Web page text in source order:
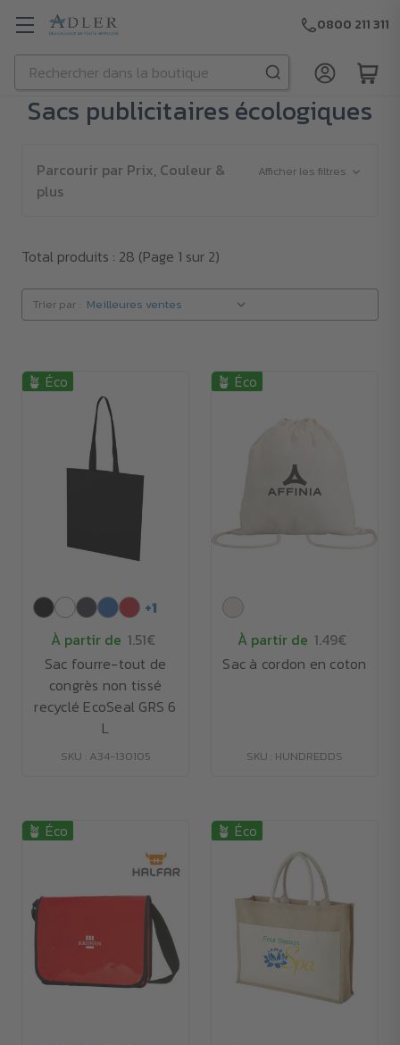
Passer au contenu principal
Rechercher
0800 211 311
Sacs publicitaires écologiques
Parcourir par Prix, Couleur &
plus
Afficher les filtres
Total produits : 28 (Page 1 sur 2)
Trier par :
🪴 Éco
+1
À partir de 1.51€
Sac fourre-tout de
congrès non tissé
recyclé EcoSeal GRS 6
L
SKU : A34-130105
🪴 Éco
À partir de 1.49€
Sac à cordon en coton
SKU : HUNDREDDS
🪴 Éco 🪴 Éco